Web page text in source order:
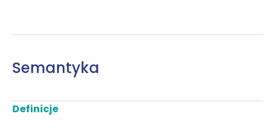
Semantyka
Definicje